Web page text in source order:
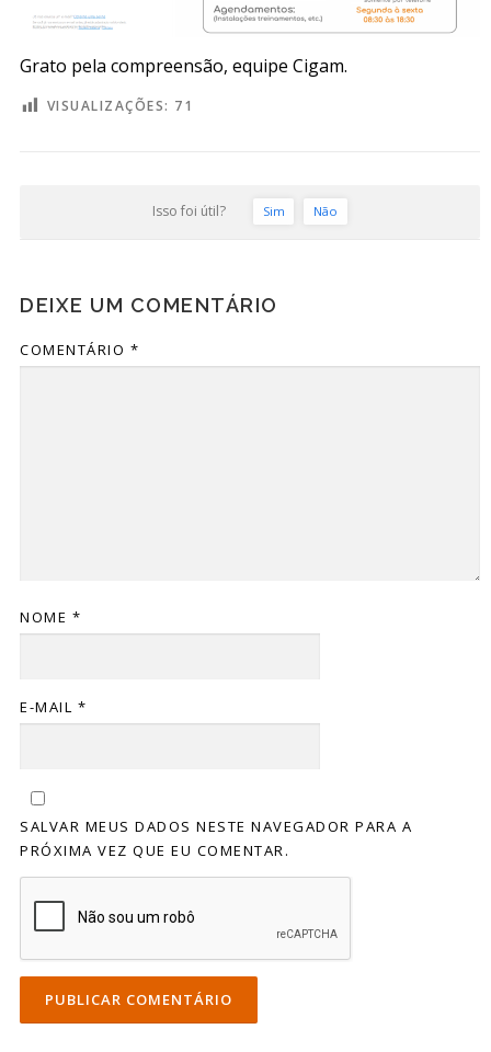
Grato pela compreensão, equipe Cigam.
VISUALIZAÇÕES: 71
Isso foi útil? Sim Não
DEIXE UM COMENTÁRIO
COMENTÁRIO *
NOME *
E-MAIL *
SALVAR MEUS DADOS NESTE NAVEGADOR PARA A
PRÓXIMA VEZ QUE EU COMENTAR.